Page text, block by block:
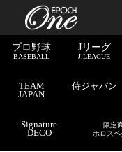
プロ野球
BASEBALL
Jリーグ
J.LEAGUE
TEAM
JAPAN
侍ジャパン
Signature
DECO
限定
ホロスペ